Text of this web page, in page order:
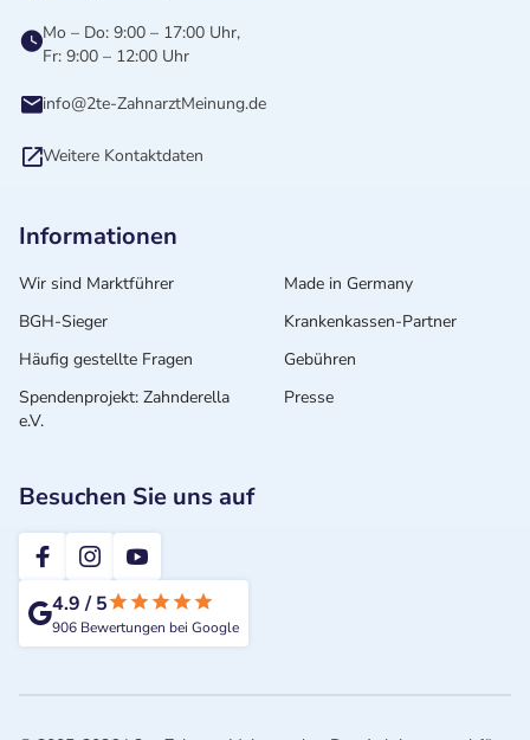
Mo – Do: 9:00 – 17:00 Uhr,
Fr: 9:00 – 12:00 Uhr
info@2te-ZahnarztMeinung.de
Weitere Kontaktdaten
Informationen
Wir sind Marktführer
Made in Germany
BGH-Sieger
Krankenkassen-Partner
Häufig gestellte Fragen
Gebühren
Spendenprojekt: Zahnderella
e.V.
Presse
Besuchen Sie uns auf
2te-ZahnarztMeinung
4.9/5
906 Bewertungen bei Google